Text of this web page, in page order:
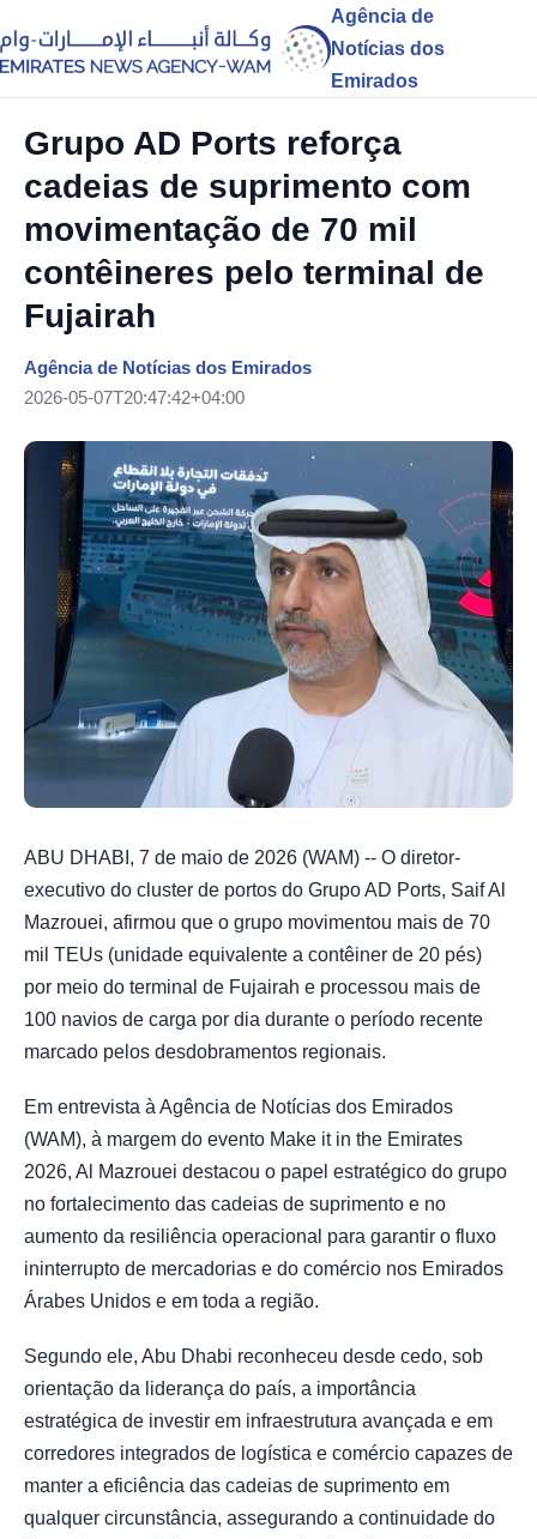
Agência de
Notícias dos
Emirados
Grupo AD Ports reforça
cadeias de suprimento com
movimentação de 70 mil
contêineres pelo terminal de
Fujairah
Agência de Notícias dos Emirados
2026-05-07T20:47:42+04:00
ABU DHABI, 7 de maio de 2026 (WAM) -- O diretor-
executivo do cluster de portos do Grupo AD Ports, Saif Al
Mazrouei, afirmou que o grupo movimentou mais de 70
mil TEUs (unidade equivalente a contêiner de 20 pés)
por meio do terminal de Fujairah e processou mais de
100 navios de carga por dia durante o período recente
marcado pelos desdobramentos regionais.
Em entrevista à Agência de Notícias dos Emirados
(WAM), à margem do evento Make it in the Emirates
2026, Al Mazrouei destacou o papel estratégico do grupo
no fortalecimento das cadeias de suprimento e no
aumento da resiliência operacional para garantir o fluxo
ininterrupto de mercadorias e do comércio nos Emirados
Árabes Unidos e em toda a região.
Segundo ele, Abu Dhabi reconheceu desde cedo, sob
orientação da liderança do país, a importância
estratégica de investir em infraestrutura avançada e em
corredores integrados de logística e comércio capazes de
manter a eficiência das cadeias de suprimento em
qualquer circunstância, assegurando a continuidade do